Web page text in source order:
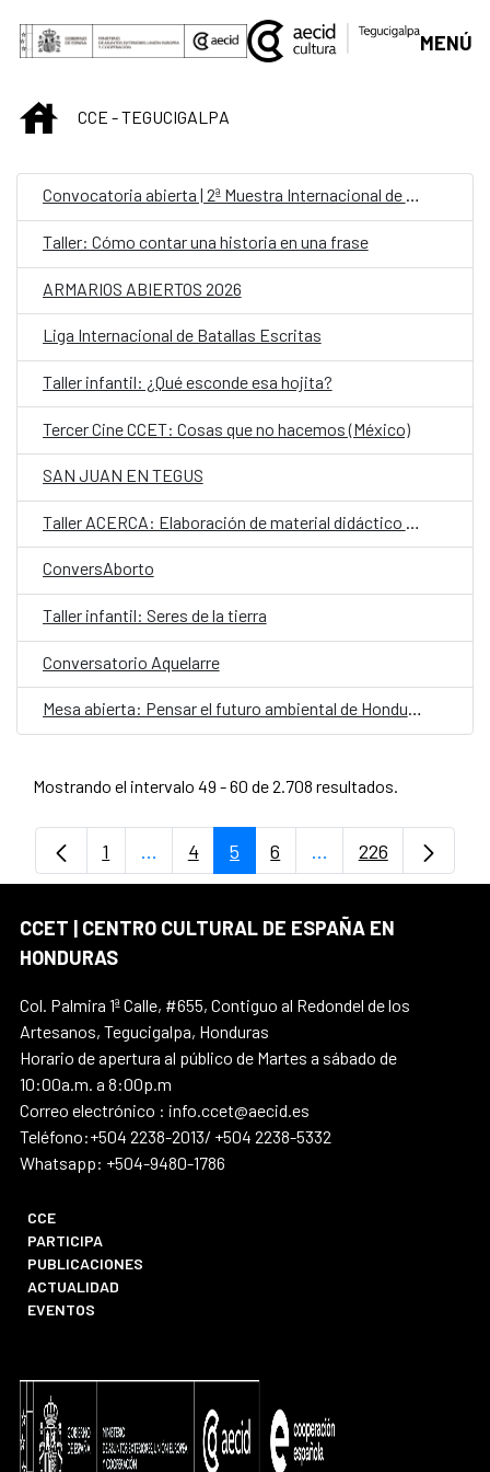
Saltar al contenido principal
MENÚ
INICIOCCE - TEGUCIGALPA
Convocatoria abierta | 2ª Muestra Internacional de Cine “Canarias Documental”
Taller: Cómo contar una historia en una frase
ARMARIOS ABIERTOS 2026
Liga Internacional de Batallas Escritas
Taller infantil: ¿Qué esconde esa hojita?
Tercer Cine CCET: Cosas que no hacemos (México)
SAN JUAN EN TEGUS
Taller ACERCA: Elaboración de material didáctico para lenguas indígenas
ConversAborto
Taller infantil: Seres de la tierra
Conversatorio Aquelarre
Mesa abierta: Pensar el futuro ambiental de Honduras
Mostrando el intervalo 49 - 60 de 2.708 resultados.
Página
1 ...Páginas intermedias Use TAB para
Página
4 Página
5 Página
6 ...PáginasPágina
226
CCET | CENTRO CULTURAL DE ESPAÑA EN
HONDURAS
Col. Palmira 1ª Calle, #655, Contiguo al Redondel de los
Artesanos, Tegucigalpa, Honduras
Horario de apertura al público de Martes a sábado de
10:00a.m. a 8:00p.m
Correo electrónico : info.ccet@aecid.es
Teléfono:+504 2238-2013/ +504 2238-5332
Whatsapp: +504-9480-1786
CCE
PARTICIPA
PUBLICACIONES
ACTUALIDAD
EVENTOS